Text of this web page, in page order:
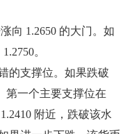
向 1.2650 的大门。如
。
的支撑位。如果跌破
第一个主要支撑位在
附近，跌破该水